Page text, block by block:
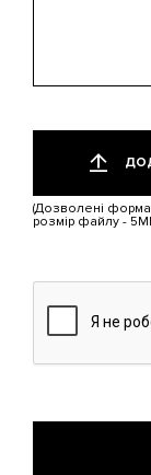
Додати
(Дозволені
розмір файлу -
Лише
5
МБ.
pdf,
doc,
odt,
ods.